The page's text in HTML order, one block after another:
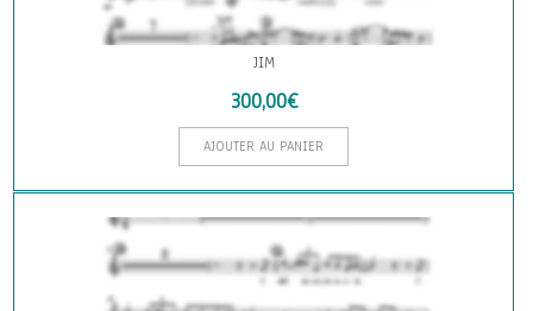
JIM
300,00€
AJOUTER AU PANIER